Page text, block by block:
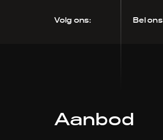
Volg ons: Bel ons
Aanbod